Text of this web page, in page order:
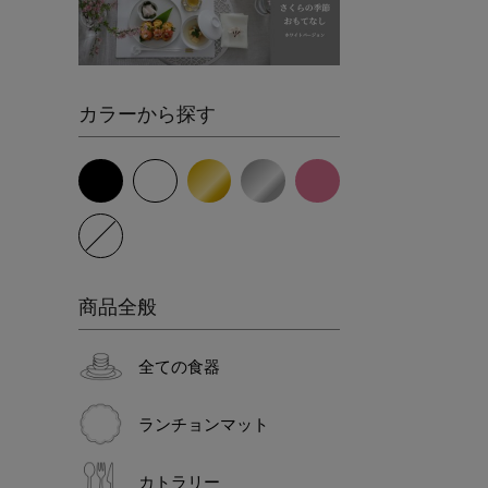
カラーから探す
商品全般
全ての食器
ランチョンマット
カトラリー